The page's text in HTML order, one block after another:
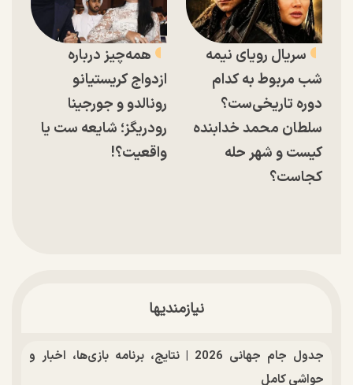
سریال رویای نیمه
شب مربوط به کدام
دوره تاریخی‌ست؟
سلطان محمد خدابنده
کیست و شهر حله
کجاست؟
همه‌چیز درباره
ازدواج کریستیانو
رونالدو و جورجینا
رودریگز؛ شایعه ست یا
واقعیت؟!
نیازمندیها
جدول جام جهانی 2026 | نتایج، برنامه بازی‌ها، اخبار و
حواشی کامل